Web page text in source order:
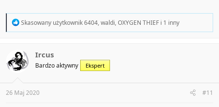
R
t
i
o
s
:
Skasowany użytkownik 6404,waldi,OXYGEN THIEF i 1 inny
Ircus
Bardzo aktywny Ekspert
26 Maj 2020 #11